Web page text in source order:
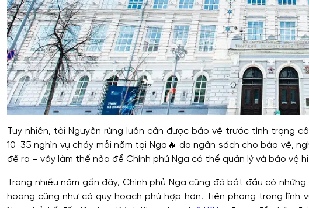
Tuy nhiên, tài Nguyên rừng luôn cần được bảo vệ trước tình trạng
10-35 nghìn vụ cháy mỗi năm tại Nga 🔥 do ngân sách cho bảo vệ,
đề ra – vậy làm thế nào để Chính phủ Nga có thể quản lý và bảo vệ
Trong nhiều năm gần đây, Chính phủ Nga cũng đã bắt đầu có
hoang cũng như có quy hoạch phù hợp hơn. Tiên phong trong